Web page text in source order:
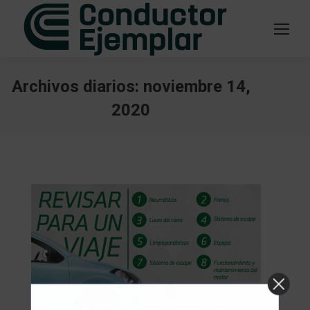
Archivos diarios: noviembre 14,
2020